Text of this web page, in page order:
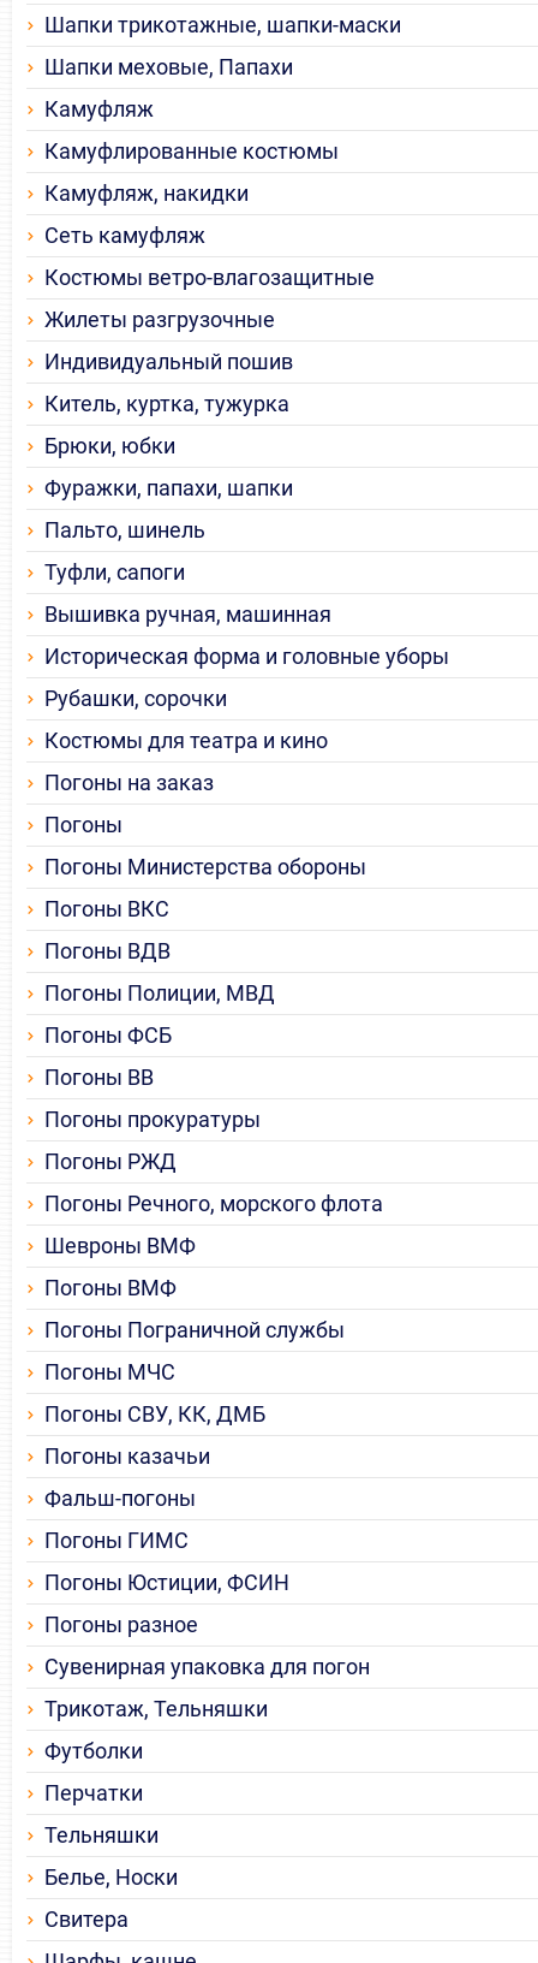
Шапки трикотажные, шапки-маски
Шапки меховые, Папахи
Камуфляж
Камуфлированные костюмы
Камуфляж, накидки
Сеть камуфляж
Костюмы ветро-влагозащитные
Жилеты разгрузочные
Индивидуальный пошив
Китель, куртка, тужурка
Брюки, юбки
Фуражки, папахи, шапки
Пальто, шинель
Туфли, сапоги
Вышивка ручная, машинная
Историческая форма и головные уборы
Рубашки, сорочки
Костюмы для театра и кино
Погоны на заказ
Погоны
Погоны Министерства обороны
Погоны ВКС
Погоны ВДВ
Погоны Полиции, МВД
Погоны ФСБ
Погоны ВВ
Погоны прокуратуры
Погоны РЖД
Погоны Речного, морского флота
Шевроны ВМФ
Погоны ВМФ
Погоны Пограничной службы
Погоны МЧС
Погоны СВУ, КК, ДМБ
Погоны казачьи
Фальш-погоны
Погоны ГИМС
Погоны Юстиции, ФСИН
Погоны разное
Сувенирная упаковка для погон
Трикотаж, Тельняшки
Футболки
Перчатки
Тельняшки
Белье, Носки
Свитера